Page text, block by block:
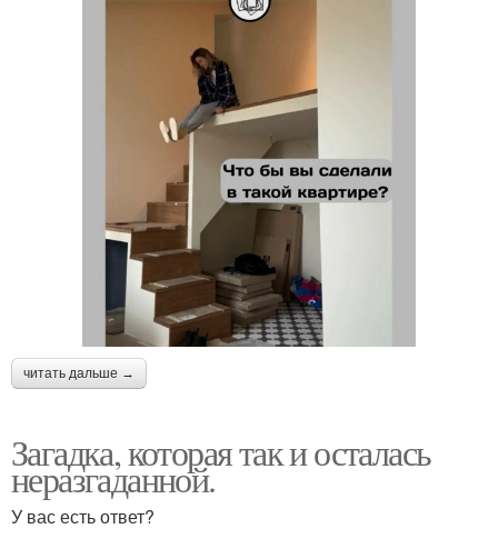
читать дальше →
Загадка, которая так и осталась
неразгаданной.
У вас есть ответ?